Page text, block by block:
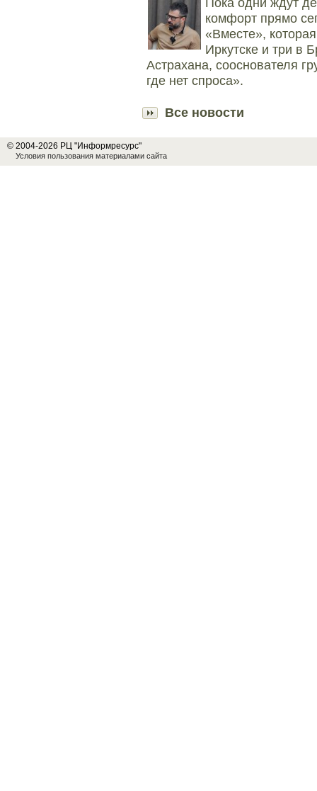
комфорт прямо
«Вместе»,
Иркутске и три в
Астрахана, сооснователя
где нет спроса».
Все новости
© 2004-2026 РЦ "Информресурс"
Условия пользования материалами сайта